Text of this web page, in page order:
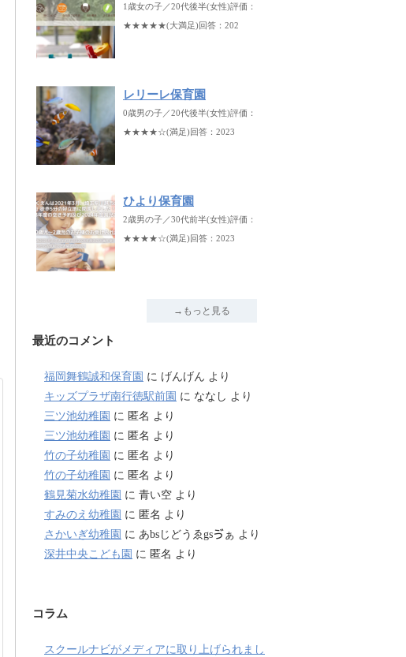
1歳女の子／20代後半(女性)評価：
★★★★★(大満足)回答：202
レリーレ保育園
0歳男の子／20代後半(女性)評価：
★★★★☆(満足)回答：2023
ひより保育園
2歳男の子／30代前半(女性)評価：
★★★★☆(満足)回答：2023
→もっと見る
最近のコメント
福岡舞鶴誠和保育園 に げんげん より
キッズプラザ南行徳駅前園 に ななし より
三ツ池幼稚園 に 匿名 より
三ツ池幼稚園 に 匿名 より
竹の子幼稚園 に 匿名 より
竹の子幼稚園 に 匿名 より
鶴見菊水幼稚園 に 青い空 より
すみのえ幼稚園 に 匿名 より
さかいぎ幼稚園 に あbsじどうゑgsゔぁ より
深井中央こども園 に 匿名 より
コラム
スクールナビがメディアに取り上げられまし